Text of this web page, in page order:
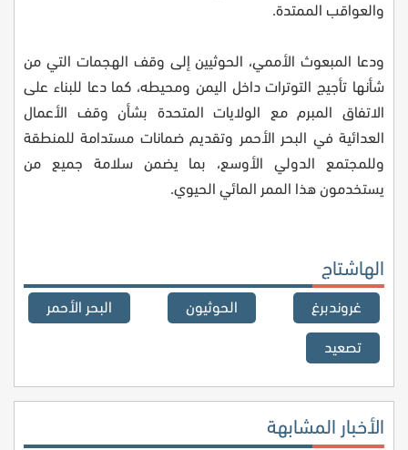
والعواقب الممتدة.
ودعا المبعوث الأممي، الحوثيين إلى وقف الهجمات التي من
شأنها تأجيج التوترات داخل اليمن ومحيطه، كما دعا للبناء على
الاتفاق المبرم مع الولايات المتحدة بشأن وقف الأعمال
العدائية في البحر الأحمر وتقديم ضمانات مستدامة للمنطقة
وللمجتمع الدولي الأوسع، بما يضمن سلامة جميع من
يستخدمون هذا الممر المائي الحيوي.
الهاشتاج
غروندبرغ الحوثيون
البحر الأحمر
تصعيد
الأخبار المشابهة